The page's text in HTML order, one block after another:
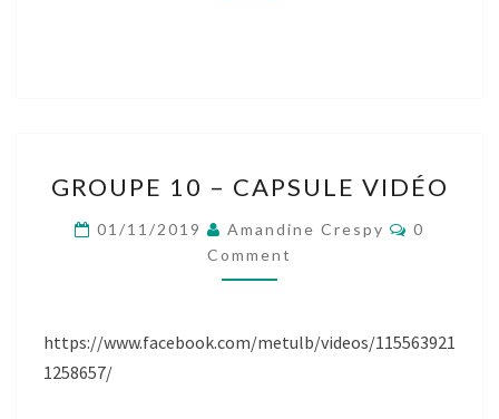
10
CAPSULE
VIDÉO
GROUPE 10 – CAPSULE VIDÉO
01/11/2019 Amandine Crespy
0
Comment
https://www.facebook.com/metulb/videos/115563921
1258657/